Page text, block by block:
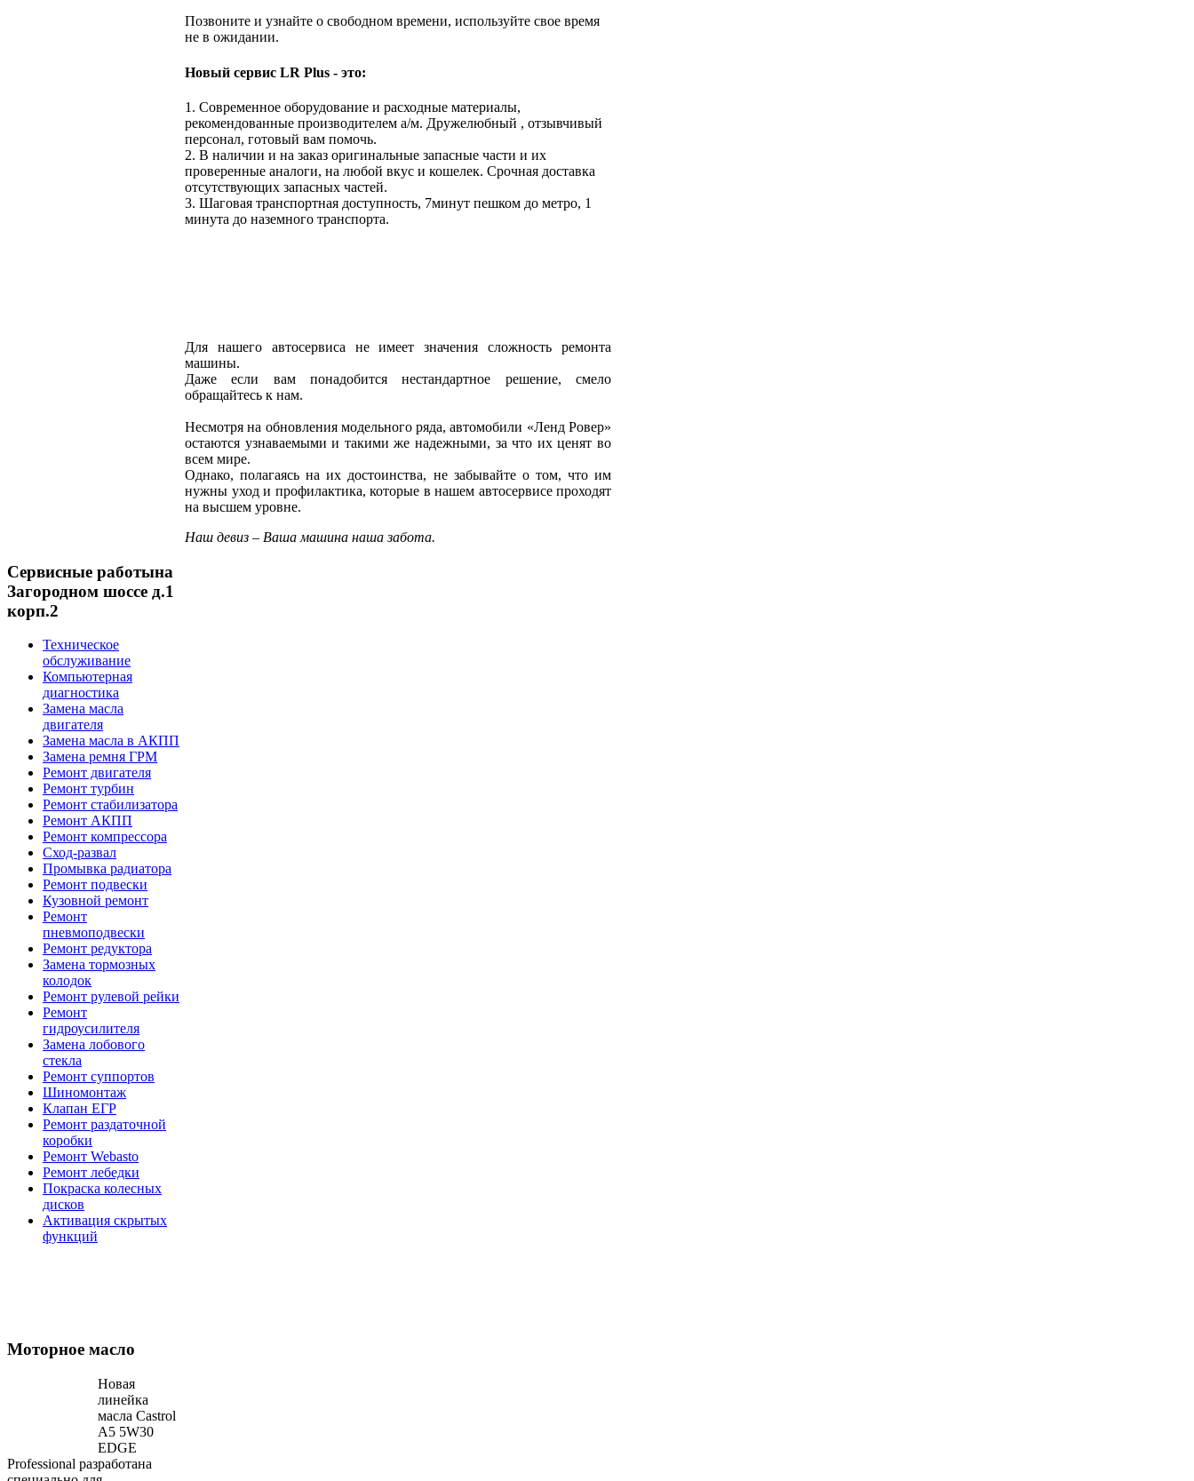
Позвоните и узнайте о свободном времени, используйте свое время
не в ожидании.
Новый сервис LR Plus - это:
1. Современное оборудование и расходные материалы,
рекомендованные производителем а/м. Дружелюбный , отзывчивый
персонал, готовый вам помочь.
2. В наличии и на заказ оригинальные запасные части и их
проверенные аналоги, на любой вкус и кошелек. Срочная доставка
отсутствующих запасных частей.
3. Шаговая транспортная доступность, 7минут пешком до метро, 1
минута до наземного транспорта.
Для нашего автосервиса не имеет значения сложность ремонта
машины.
Даже если вам понадобится нестандартное решение, смело
обращайтесь к нам.
Несмотря на обновления модельного ряда, автомобили «Ленд Ровер»
остаются узнаваемыми и такими же надежными, за что их ценят во
всем мире.
Однако, полагаясь на их достоинства, не забывайте о том, что им
нужны уход и профилактика, которые в нашем автосервисе проходят
на высшем уровне.
Наш девиз – Ваша машина наша забота.
Сервисные работына
Загородном шоссе д.1
корп.2
Техническое
обслуживание
Компьютерная
диагностика
Замена масла
двигателя
Замена масла в АКПП
Замена ремня ГРМ
Ремонт двигателя
Ремонт турбин
Ремонт стабилизатора
Ремонт АКПП
Ремонт компрессора
Сход-развал
Промывка радиатора
Ремонт подвески
Кузовной ремонт
Ремонт
пневмоподвески
Ремонт редуктора
Замена тормозных
колодок
Ремонт рулевой рейки
Ремонт
гидроусилителя
Замена лобового
стекла
Ремонт суппортов
Шиномонтаж
Клапан ЕГР
Ремонт раздаточной
коробки
Ремонт Webasto
Ремонт лебедки
Покраска колесных
дисков
Активация скрытых
функций
Моторное масло
Новая
линейка
масла Castrol
А5 5W30
EDGE
Professional разработана